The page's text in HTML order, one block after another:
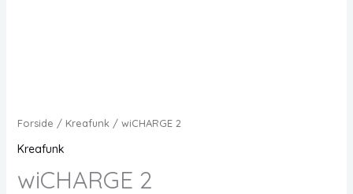
Forside / Kreafunk / wiCHARGE 2
Kreafunk
wiCHARGE 2